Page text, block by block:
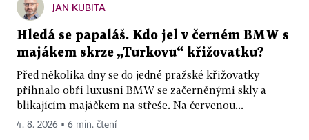
JAN KUBITA
Hledá se papaláš. Kdo jel v černém BMW s
majákem skrze „Turkovu“ křižovatku?
Před několika dny se do jedné pražské křižovatky
přihnalo obří luxusní BMW se začerněnými skly a
blikajícím majáčkem na střeše. Na červenou...
4. 8. 2026 ▪ 6 min. čtení